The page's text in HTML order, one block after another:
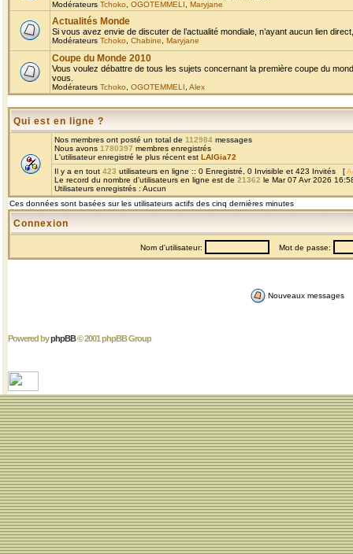
Modérateurs Tchoko OGOTEMMELI Maryjane
Actualités Monde
Si vous avez envie de discuter de l’actualité mondiale, n’ayant aucun lien
Modérateurs Tchoko Chabine Maryjane
Coupe du Monde 2010
Vous voulez débattre de tous les sujets concernant la première coupe du
vous.
Modérateurs Tchoko OGOTEMMELI Alex
Qui est en ligne ?
Nos membres ont posté un total de 112984 messages
Nous avons 1780397 membres enregistrés
L'utilisateur enregistré le plus récent est LAIGia72
Il y a en tout 423 utilisateurs en ligne :: 0 Enregistré, 0 Invisible et 423 Invités [
Le record du nombre d'utilisateurs en ligne est de 21362 le Mar 07 Avr 2026
Utilisateurs enregistrés : Aucun
Ces données sont basées sur les utilisateurs actifs des cinq dernières minutes
Connexion
Nom d'utilisateur: Mot de passe:
Nouveaux messages
Powered byphpBB© 2001 phpBB Group